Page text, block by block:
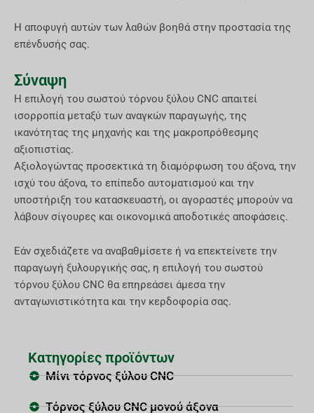
Η αποφυγή αυτών των λαθών βοηθά στην προστασία της
επένδυσής σας.
Σύναψη
Η επιλογή του σωστού τόρνου ξύλου CNC απαιτεί
ισορροπία μεταξύ των αναγκών παραγωγής, της
ικανότητας της μηχανής και της μακροπρόθεσμης
αξιοπιστίας.
Αξιολογώντας προσεκτικά τη διαμόρφωση του άξονα, την
ισχύ του άξονα, το επίπεδο αυτοματισμού και την
υποστήριξη του κατασκευαστή, οι αγοραστές μπορούν να
λάβουν σίγουρες και οικονομικά αποδοτικές αποφάσεις.
Εάν σχεδιάζετε να αναβαθμίσετε ή να επεκτείνετε την
παραγωγή ξυλουργικής σας, η επιλογή του σωστού
τόρνου ξύλου CNC θα επηρεάσει άμεσα την
ανταγωνιστικότητα και την κερδοφορία σας.
Κατηγορίες προϊόντων
Μίνι τόρνος ξύλου CNC
Τόρνος ξύλου CNC μονού άξονα